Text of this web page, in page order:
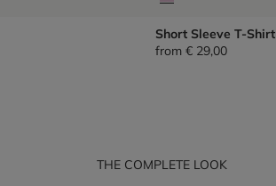
Short Sleeve T-Shirt
from € 29,00
THE COMPLETE LOOK